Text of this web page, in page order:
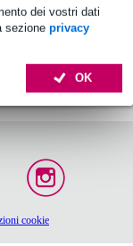
dei vostri dati
sezione privacy
OK
cookie